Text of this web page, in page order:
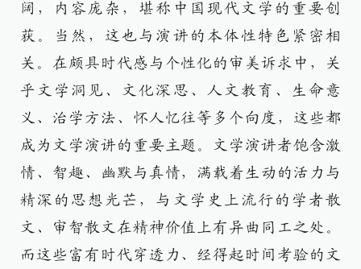
阔，内容庞杂，堪称中国现代文学的重要创
获。当然，这也与演讲的本体性特色紧密相
关。在颇具时代感与个性化的审美诉求中，关
乎文学洞见、文化深思、人文教育、生命意
义、治学方法、怀人忆往等多个向度，这些都
成为文学演讲的重要主题。文学演讲者饱含激
情、智趣、幽默与真情，满载着生动的活力与
精深的思想光芒，与文学史上流行的学者散
文、审智散文在精神价值上有异曲同工之处。
而这些富有时代穿透力、经得起时间考验的文